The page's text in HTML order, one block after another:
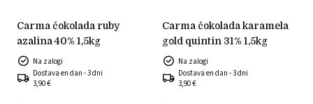
carma čokolada ruby
azalina 40% 1,5kg
Na zalogi
Dostava en dan - 3 dni
3,90 €
carma čokolada karamela
gold quintin 31% 1,5kg
Na zalogi
Dostava en dan - 3 dni
3,90 €